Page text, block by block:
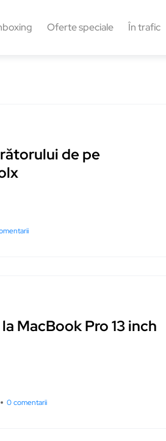
Oferte speciale În trafic
de pe
MacBook Pro 13 inch
0 comentarii